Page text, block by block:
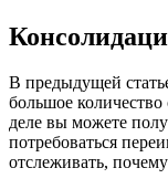
В предыдущей
большое
деле вы можете
потребоваться
отслеживать,